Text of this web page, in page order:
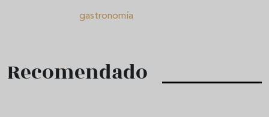
gastronomía
Recomendado